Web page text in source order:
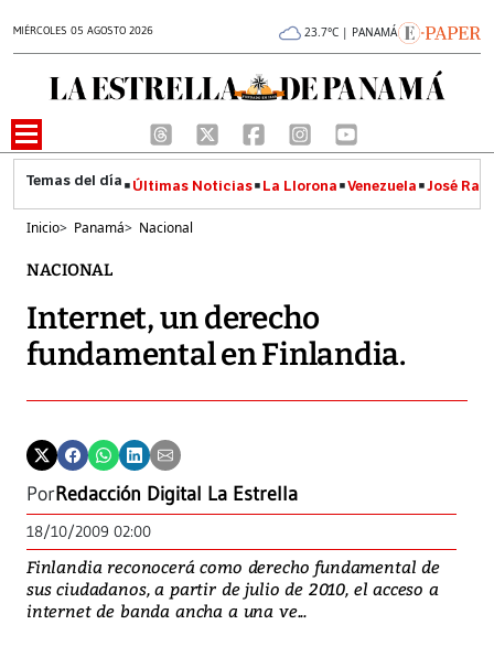
MIÉRCOLES 05 AGOSTO 2026 23.7°C | PANAMÁ
Últimas Noticias La Llorona Venezuela José
Inicio> Panamá> Nacional
NACIONAL
Internet, un derecho
fundamental en Finlandia.
PorRedacción Digital La Estrella
18/10/2009 02:00
Finlandia reconocerá como derecho fundamental de
sus ciudadanos, a partir de julio de 2010, el acceso a
internet de banda ancha a una ve...